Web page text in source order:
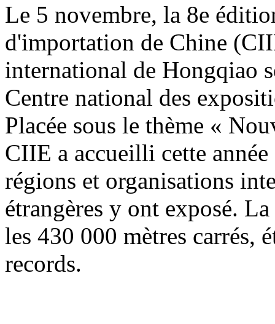
Le 5 novembre, la 8e
d'importation de Chine
international de Hongqiao
Centre national des
Placée sous le thème «
CIIE a accueilli cette
régions et organisations
étrangères y ont exposé.
les 430 000 mètres carrés,
records.